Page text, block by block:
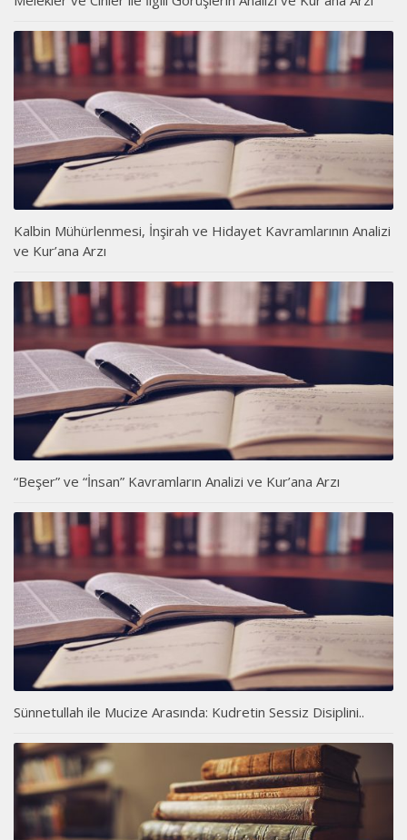
Kalbin Mühürlenmesi, İnşirah ve Hidayet Kavramlarının Analizi
ve Kur’ana Arzı
“Beşer” ve “İnsan” Kavramların Analizi ve Kur’ana Arzı
Sünnetullah ile Mucize Arasında: Kudretin Sessiz Disiplini..